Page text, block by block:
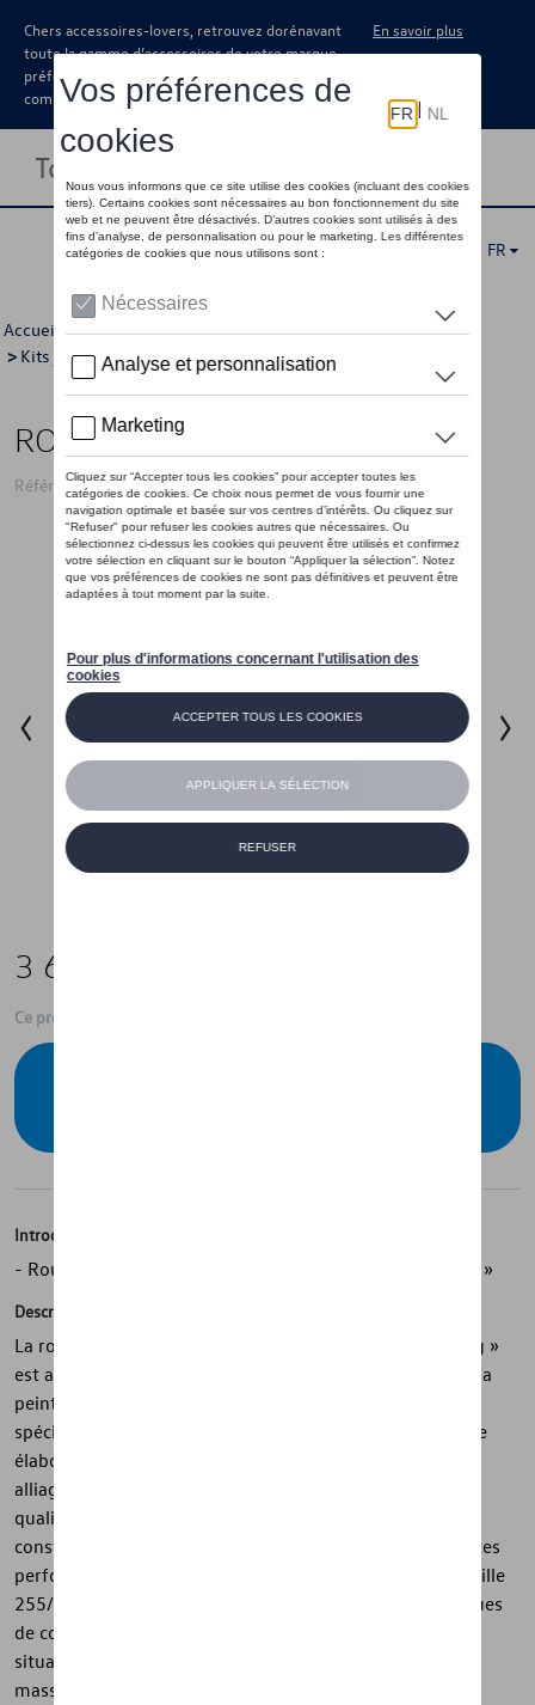
Chers accessoires-lovers, retrouvez dorénavant
toute la gamme d’accessoires de votre marque
préférée sous forme de catalogue à
commander auprès de votre concessionaire.
En savoir plus
Toggle navigation
FR
Accueil >Catalogue Volkswagen >Jantes et roues
> Kits jantes avec pneus >Kits d'hiver > Détail
ROUES HIVER 19"
Référence: 760WCWV29A Z49
3 698,99 €
Ce produit n'est actuellement pas de stock
Introduction
- Roue d’hiver complète d’origine Volkswagen « Sebring »
Description
La roue complète d'hiver Volkswagen d'origine « Sebring »
est adaptée au design Volkswagen et impressionne par sa
peinture résistante à l'usure conformément aux
spécifications standard élevées. La technologie de coulée
élaborée et la haute qualité de traitement de la jante en
alliage léger ainsi que le mélange de matériaux de haute
qualité de la jante en aluminium, magnésium et silicium
constituent la qualité Volkswagen Original. Le pneu hautes
performances Continental WinterContact TS 870 P de taille
255/55 R19 111V XL se caractérise par ses caractéristiques
de conduite et son adhérence dans presque toutes les
situations de conduite. Le montage s'effectue avec des
masses d'équilibrage écologiques et sans plomb en zinc.